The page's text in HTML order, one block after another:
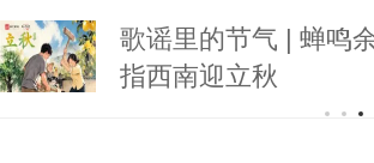
歌谣里的节气 | 蝉鸣
指西南迎立秋